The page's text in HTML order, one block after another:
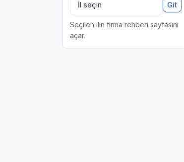
Git
Seçilen ilin firma rehberi sayfasını
açar.